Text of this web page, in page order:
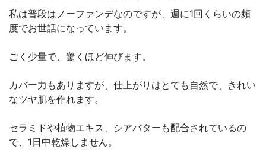
私は普段はノーファンデなのですが、週に1回くらいの頻
度でお世話になっています。
ごく少量で、驚くほど伸びます。
カバー力もありますが、仕上がりはとても自然で、きれい
なツヤ肌を作れます。
セラミドや植物エキス、シアバターも配合されているの
で、1日中乾燥しません。